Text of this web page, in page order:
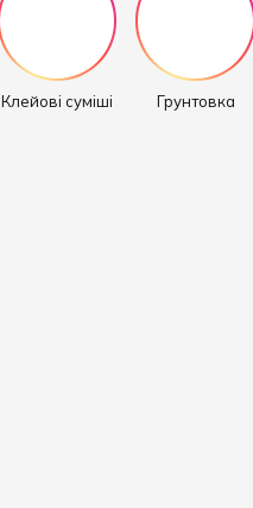
Клейові суміші Грунтовка